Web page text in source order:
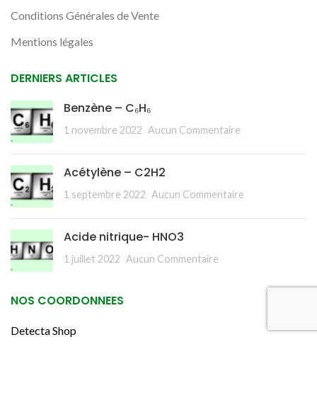
Conditions Générales de Vente
Mentions légales
DERNIERS ARTICLES
Benzène – C₆H₆
1 novembre 2022 Aucun Commentaire
Acétylène – C2H2
1 septembre 2022 Aucun Commentaire
Acide nitrique- HNO3
1 juillet 2022 Aucun Commentaire
NOS COORDONNEES
Detecta Shop